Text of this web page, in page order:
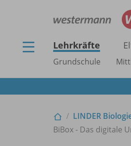
Lehrkräfte
Grundschule
LINDER
BiBox - Das digitale